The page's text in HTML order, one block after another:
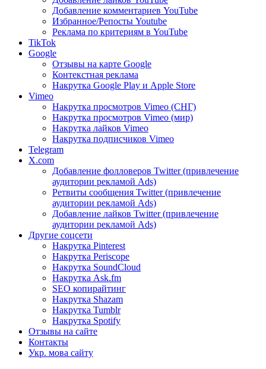
Добавление комментариев YouTube
Избранное/Репосты Youtube
Реклама по критериям в YouTube
TikTok
Google
Отзывы на карте Google
Контекстная реклама
Накрутка Google Play и Apple Store
Vimeo
Накрутка просмотров Vimeo (СНГ)
Накрутка просмотров Vimeo (мир)
Накрутка лайков Vimeo
Накрутка подписчиков Vimeo
Telegram
X.com
Добавление фолловеров Twitter (привлечение
аудитории рекламой Ads)
Ретвиты сообщения Twitter (привлечение
аудитории рекламой Ads)
Добавление лайков Twitter (привлечение
аудитории рекламой Ads)
Другие соцсети
Накрутка Pinterest
Накрутка Periscope
Накрутка SoundCloud
Накрутка Ask.fm
SEO копирайтинг
Накрутка Shazam
Накрутка Tumblr
Накрутка Spotify
Отзывы на сайте
Контакты
Укр. мова сайту